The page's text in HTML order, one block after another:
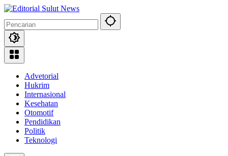
Langsung
konten
Advetorial
Hukrim
Internasional
Kesehatan
Otomotif
Pendidikan
Politik
Teknologi